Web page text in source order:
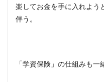
楽してお金を手に入れよう
伴う。
「学資保険」の仕組みも一